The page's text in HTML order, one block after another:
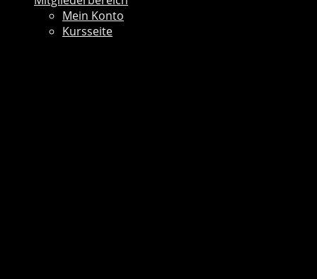
Mein Konto
Kursseite